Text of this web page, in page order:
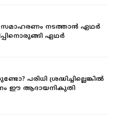
സമാഹരണം നടത്താന്‍ ഏഥര്‍
ഏഥര്‍
പരിധി ശ്രദ്ധിച്ചില്ലെങ്കില്‍
ഈ ആദായനികുതി